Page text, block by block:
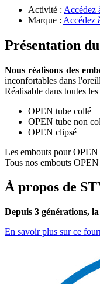
Activité : Accédez
Marque : Accédez
Présentation
Nous réalisons des
inconfortables dans
Réalisable dans toutes
OPEN tube collé
OPEN tube non
OPEN clipsé
Les embouts pour
Tous nos embouts
À propos de
Depuis 3 générations,
En savoir plus sur ce